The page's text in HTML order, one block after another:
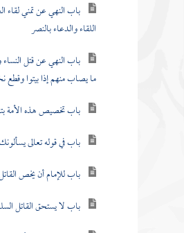
باب النهي عن تمني لقاء
اللقاء والدعاء بالنصر
باب النهي عن قتل
ما يصاب منهم إذا بيتوا وقطع
باب تخصيص هذه الأمة
باب في قوله تعالى
باب للإمام أن يخص
باب لا يستحق القاتل